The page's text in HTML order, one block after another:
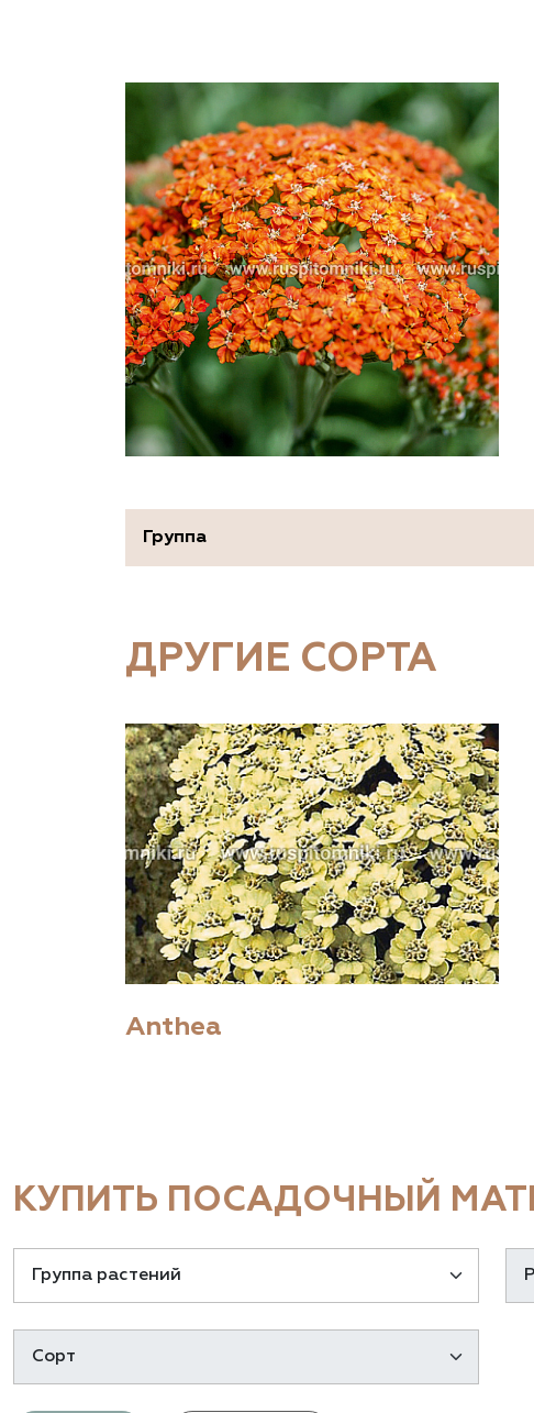
Региональные
Группа
ДРУГИЕ СОРТА
Anthea
КУПИТЬ ПОСАДОЧНЫЙ